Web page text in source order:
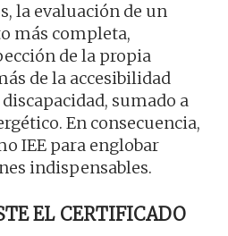
la evaluación de un
más completa,
de la propia
de la accesibilidad
sumado a
En consecuencia,
IEE para englobar
indispensables.
EL CERTIFICADO